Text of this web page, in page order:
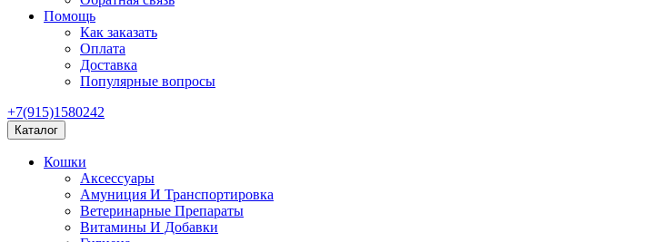
Помощь
Как заказать
Оплата
Доставка
Популярные вопросы
+7(915)1580242
Каталог
Кошки
Аксессуары
Амуниция И Транспортировка
Ветеринарные Препараты
Витамины И Добавки